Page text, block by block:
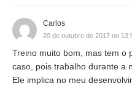
Carlos
20 de outubro de 2017 no
Treino muito bom, mas tem o
caso, pois trabalho durante a
Ele implica no meu